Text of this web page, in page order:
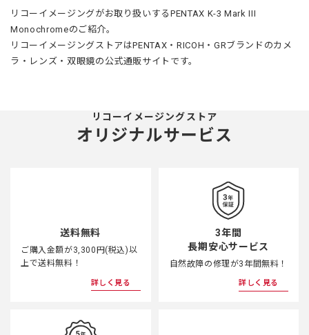
リコーイメージングがお取り扱いするPENTAX K-3 Mark III
Monochromeのご紹介。
リコーイメージングストアはPENTAX・RICOH・GRブランドのカメ
ラ・レンズ・双眼鏡の公式通販サイトです。
リコーイメージングストア
オリジナルサービス
送料無料
ご購入金額が3,300円(税込)以
上で送料無料！
詳しく見る
3年間
長期安心サービス
自然故障の修理が3年間無料！
詳しく見る